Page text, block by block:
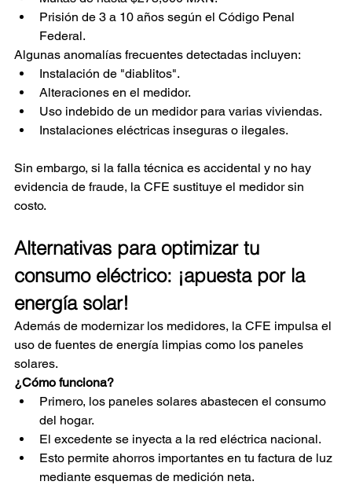
Prisión de 3 a 10 años según el Código Penal
Federal.
Algunas anomalías frecuentes detectadas incluyen:
Instalación de "diablitos".
Alteraciones en el medidor.
Uso indebido de un medidor para varias viviendas.
Instalaciones eléctricas inseguras o ilegales.
Sin embargo, si la falla técnica es accidental y no hay
evidencia de fraude, la CFE sustituye el medidor sin
costo.
Alternativas para optimizar tu
consumo eléctrico: ¡apuesta por la
energía solar!
Además de modernizar los medidores, la CFE impulsa el
uso de fuentes de energía limpias como los paneles
solares.
¿Cómo funciona?
Primero, los paneles solares abastecen el consumo
del hogar.
El excedente se inyecta a la red eléctrica nacional.
Esto permite ahorros importantes en tu factura de luz
mediante esquemas de medición neta.